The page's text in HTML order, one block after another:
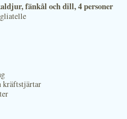
fänkål och dill, 4 personer
kräftstjärtar